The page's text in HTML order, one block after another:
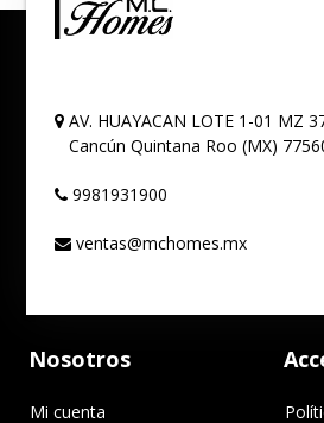
AV. HUAYACAN LOTE 1-01 MZ
Cancún Quintana Roo (MX)
9981931900
ventas@mchomes.mx
Nosotros
Mi cuenta